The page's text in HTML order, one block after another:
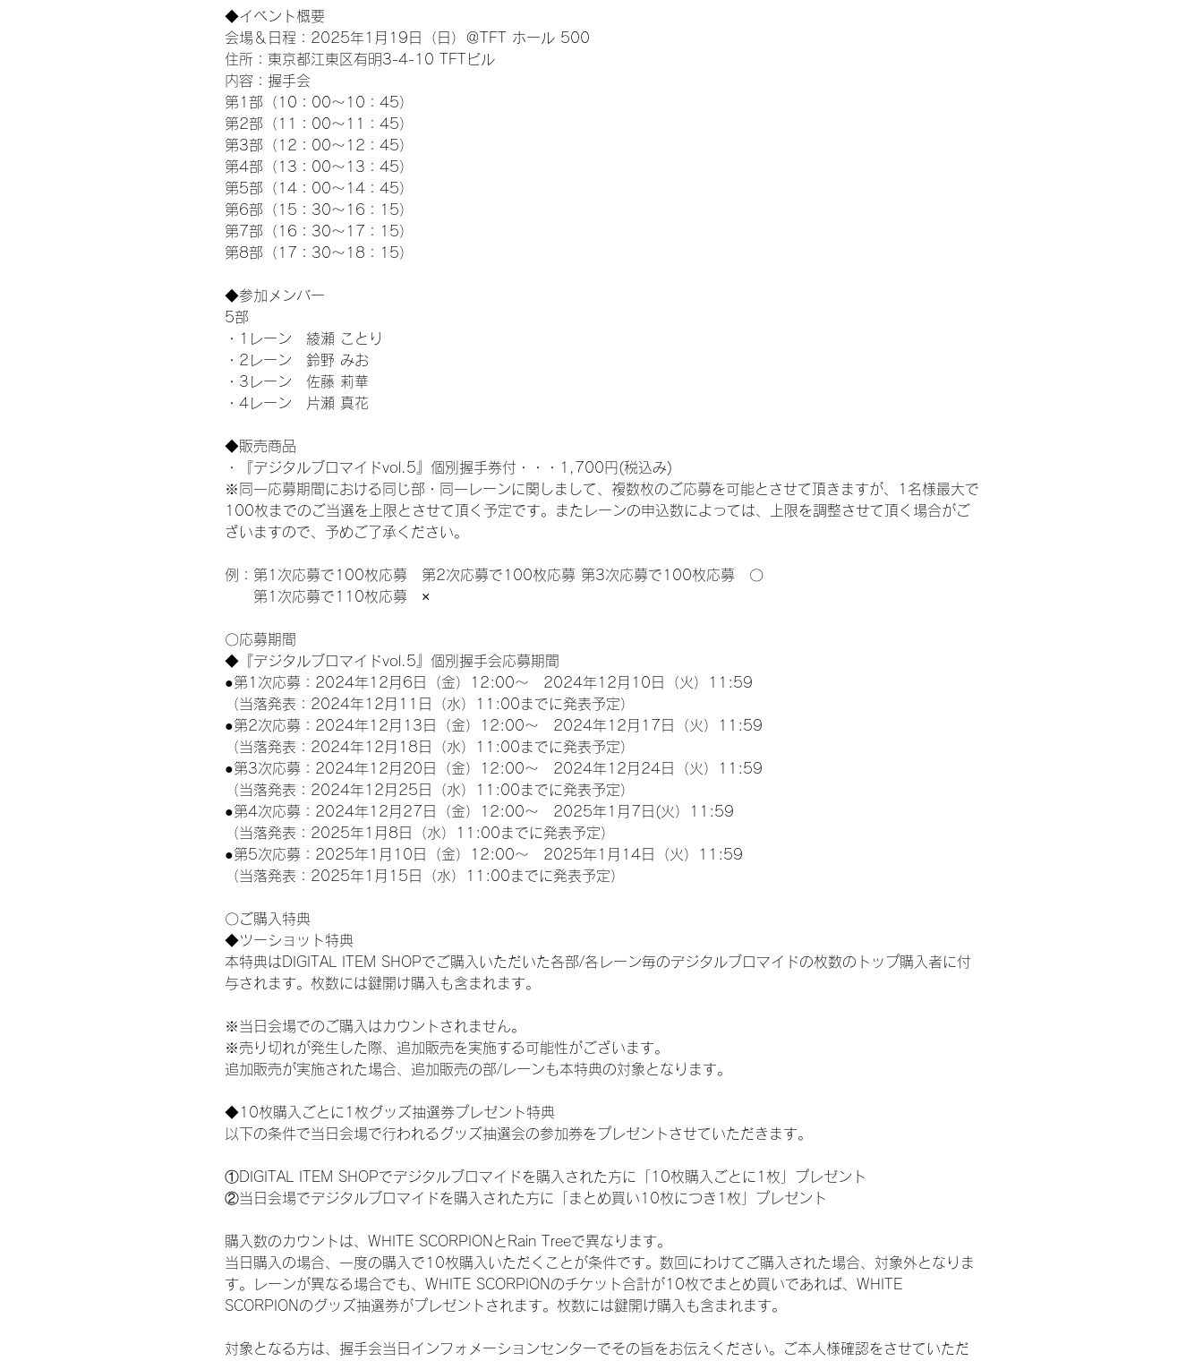
◆イベント概要
会場＆日程：2025年1月19日（日）＠TFT ホール 500
住所：東京都江東区有明3-4-10 TFTビル
内容：握手会
第1部（10：00～10：45）
第2部（11：00～11：45）
第3部（12：00～12：45）
第4部（13：00～13：45）
第5部（14：00～14：45）
第6部（15：30～16：15）
第7部（16：30～17：15）
第8部（17：30～18：15）
◆参加メンバー
5部
・1レーン　綾瀬 ことり
・2レーン　鈴野 みお
・3レーン　佐藤 莉華
・4レーン　片瀬 真花
◆販売商品
・『デジタルブロマイドvol.5』個別握手券付・・・1,700円(税込み)
※同一応募期間における同じ部・同一レーンに関しまして、複数枚のご応募を可能とさせて頂きますが、1名様最大で
100枚までのご当選を上限とさせて頂く予定です。またレーンの申込数によっては、上限を調整させて頂く場合がご
ざいますので、予めご了承ください。
例：第1次応募で100枚応募　第2次応募で100枚応募 第3次応募で100枚応募　〇
第1次応募で110枚応募　×
〇応募期間
◆『デジタルブロマイドvol.5』個別握手会応募期間
●第1次応募：2024年12月6日（金）12:00～　2024年12月10日（火）11:59
（当落発表：2024年12月11日（水）11:00までに発表予定）
●第2次応募：2024年12月13日（金）12:00～　2024年12月17日（火）11:59
（当落発表：2024年12月18日（水）11:00までに発表予定）
●第3次応募：2024年12月20日（金）12:00～　2024年12月24日（火）11:59
（当落発表：2024年12月25日（水）11:00までに発表予定）
●第4次応募：2024年12月27日（金）12:00～　2025年1月7日(火）11:59
（当落発表：2025年1月8日（水）11:00までに発表予定）
●第5次応募：2025年1月10日（金）12:00～　2025年1月14日（火）11:59
（当落発表：2025年1月15日（水）11:00までに発表予定）
〇ご購入特典
◆ツーショット特典
本特典はDIGITAL ITEM SHOPでご購入いただいた各部/各レーン毎のデジタルブロマイドの枚数のトップ購入者に付
与されます。枚数には鍵開け購入も含まれます。
※当日会場でのご購入はカウントされません。
※売り切れが発生した際、追加販売を実施する可能性がございます。
追加販売が実施された場合、追加販売の部/レーンも本特典の対象となります。
◆10枚購入ごとに1枚グッズ抽選券プレゼント特典
以下の条件で当日会場で行われるグッズ抽選会の参加券をプレゼントさせていただきます。
①DIGITAL ITEM SHOPでデジタルブロマイドを購入された方に「10枚購入ごとに1枚」プレゼント
②当日会場でデジタルブロマイドを購入された方に「まとめ買い10枚につき1枚」プレゼント
購入数のカウントは、WHITE SCORPIONとRain Treeで異なります。
当日購入の場合、一度の購入で10枚購入いただくことが条件です。数回にわけてご購入された場合、対象外となりま
す。レーンが異なる場合でも、WHITE SCORPIONのチケット合計が10枚でまとめ買いであれば、WHITE
SCORPIONのグッズ抽選券がプレゼントされます。枚数には鍵開け購入も含まれます。
対象となる方は、握手会当日インフォメーションセンターでその旨をお伝えください。ご本人様確認をさせていただ